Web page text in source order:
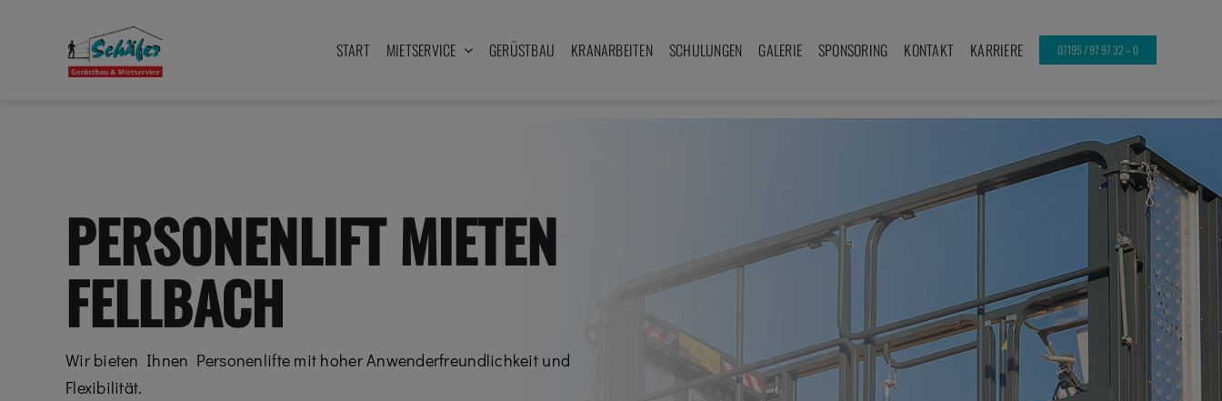
START MIETSERVICE GERÜSTBAU KRANARBEITEN SCHULUNGEN GALERIE SPONSORING KONTAKT KARRIERE 07195 / 97 97 32 – 0
PERSONENLIFT MIETEN
FELLBACH
Wir bieten Ihnen Personenlifte mit hoher Anwenderfreundlichkeit und
Flexibilität.